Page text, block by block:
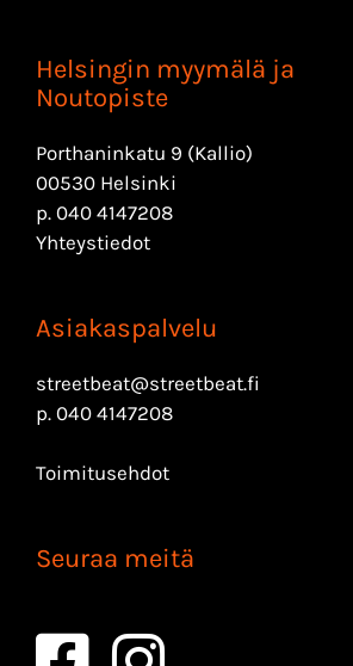
Helsingin myymälä ja
Noutopiste
Porthaninkatu 9 (Kallio)
00530 Helsinki
p. 040 4147208
Yhteystiedot
Asiakaspalvelu
streetbeat@streetbeat.fi
p. 040 4147208
Toimitusehdot
Seuraa meitä